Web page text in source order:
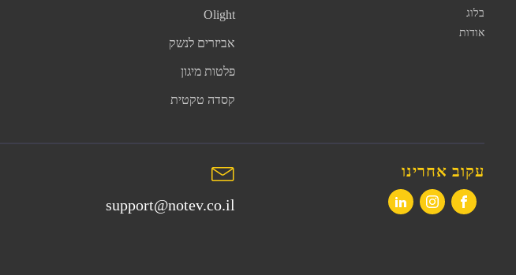
בלוג
אודות
Olight
אביזרים לנשק
פלטות מיגון
קסדה טקטית
עקוב אחרינו
support@notev.co.il